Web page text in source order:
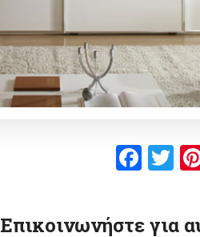
Επικοινωνήστε για